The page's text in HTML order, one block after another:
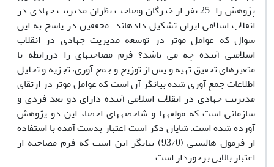
پژوهش را 25 نفر از خبرگان وصاحب نظران مدیریت جهادی در
انقلاب اسلامی ایران تشکیل داده­اند. محققین در پاسخ به این
سوال که عوامل موثر در توسعه مدیریت جهادی در انقلاب
اسلامیی آینده چه می باشد؟ فرم مصاحبه­ای را دررابطه با
متغیرهای تحقیق تهیه و پس از توزیع و جمع آوری، تجزیه و تحلیل
اطلاعات جمع آوری شده بیانگر آن است که عوامل موثر در ارتقای
مدیریت جهادی در انقلاب اسلامی آینده دارای دو بعد فردی و
سازمانی است که مولفه­ها و شاخصه­های احصاء این دو پژوهش
آورده شده است. شایان ذکر است اعتبار بدست آمده با استفاده
از فرمول هالستی (93/0) بیانگر این است که فرم مصاحبه از
اعتبار بالایی برخوردار است.